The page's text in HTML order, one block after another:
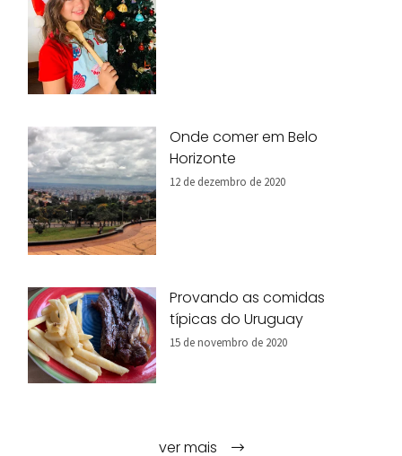
Onde comer em Belo
Horizonte
12 de dezembro de 2020
Provando as comidas
típicas do Uruguay
15 de novembro de 2020
ver mais